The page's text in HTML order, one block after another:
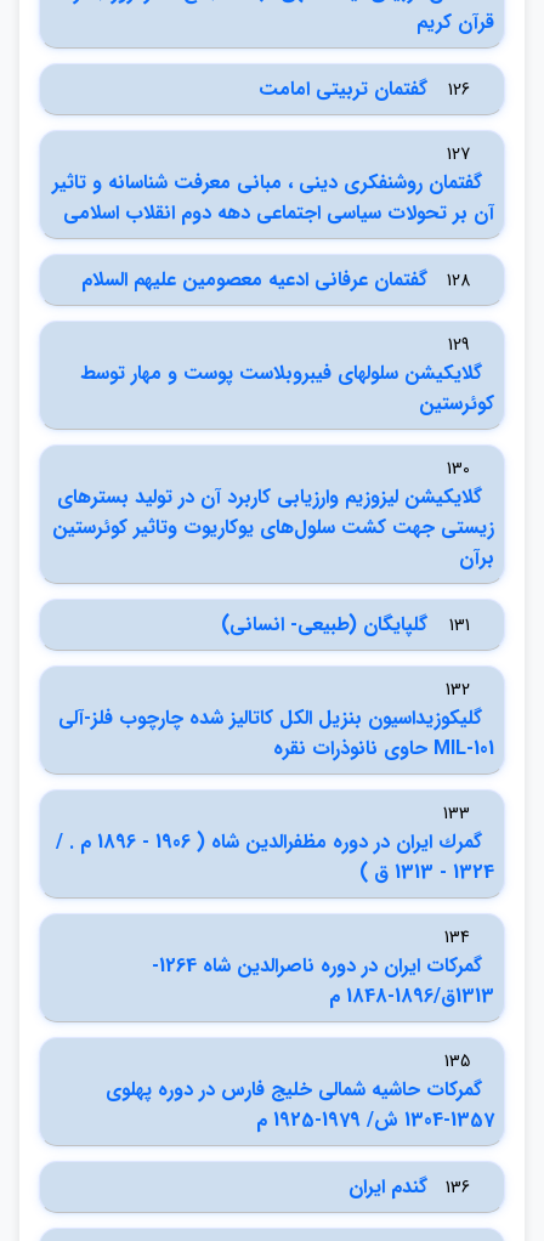
قرآن كريم
126 گفتمان تربيتي امامت
127
گفتمان روشنفكري ديني ، مباني معرفت شناسانه و تاثير
آن بر تحولات سياسي اجتماعي دهه دوم انقلاب اسلامي
128 گفتمان عرفاني ادعيه معصومين عليهم السلام
129
گلايكيشن سلولهاي فيبروبلاست پوست و مهار توسط
كوئرستين
130
گلايكيشن ليزوزيم وارزيابي كاربرد آن در توليد بسترهاي
زيستي جهت كشت سلول‌هاي يوكاريوت وتاثير كوئرستين
برآن
131 گلپايگان (طبيعي- انساني)
132
گليكوزيداسيون بنزيل الكل كاتاليز شده چارچوب فلز-آلي
MIL-101 حاوي نانوذرات نقره
133
گمرك ايران در دوره مظفرالدين شاه ( 1906 - 1896 م . /
1324 - 1313 ق )
134
گمركات ايران در دوره ناصرالدين شاه 1264-
1313ق/1896-1848 م
135
گمركات حاشيه شمالي خليج فارس در دوره پهلوي
1357-1304 ش/ 1979-1925 م
136 گندم ايران